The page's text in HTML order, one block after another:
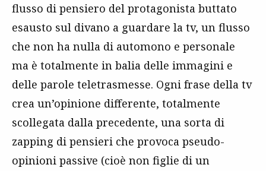
flusso di pensiero del protagonista buttato
esausto sul divano a guardare la tv, un flusso
che non ha nulla di automono e personale
ma è totalmente in balia delle immagini e
delle parole teletrasmesse. Ogni frase della tv
crea un’opinione differente, totalmente
scollegata dalla precedente, una sorta di
zapping di pensieri che provoca pseudo-
opinioni passive (cioè non figlie di un